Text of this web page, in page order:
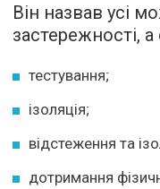
Він назвав усі
застережності,
тестування;
ізоляція;
відстеження та
дотримання